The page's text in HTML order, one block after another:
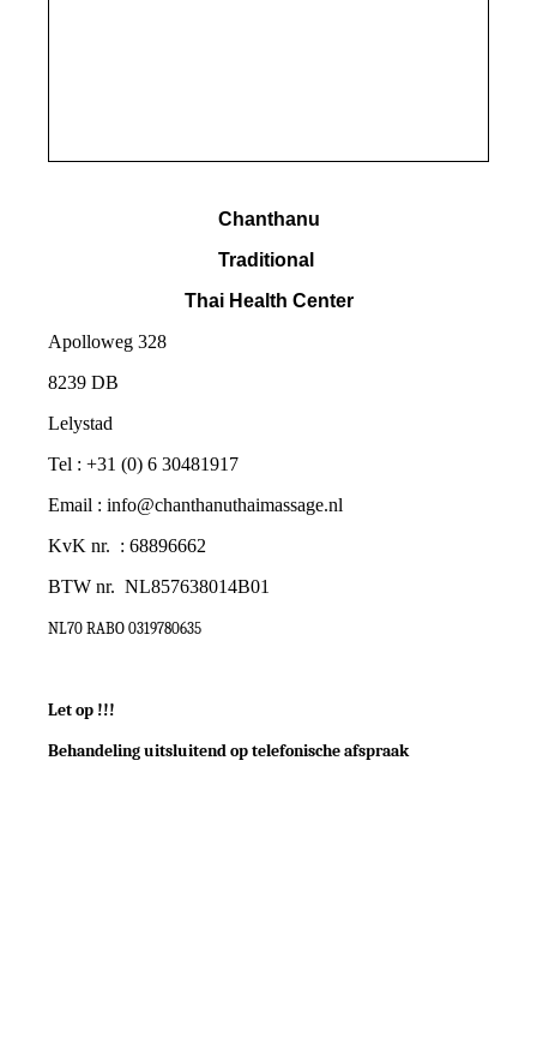
Chanthanu
Traditional
Thai Health Center
Apolloweg 328
8239 DB
Lelystad
Tel : +31 (0) 6 30481917
Email : info@chanthanuthaimassage.nl
KvK nr. : 68896662
BTW nr. NL857638014B01
NL70 RABO 0319780635
Let op !!!
Behandeling uitsluitend op telefonische afspraak